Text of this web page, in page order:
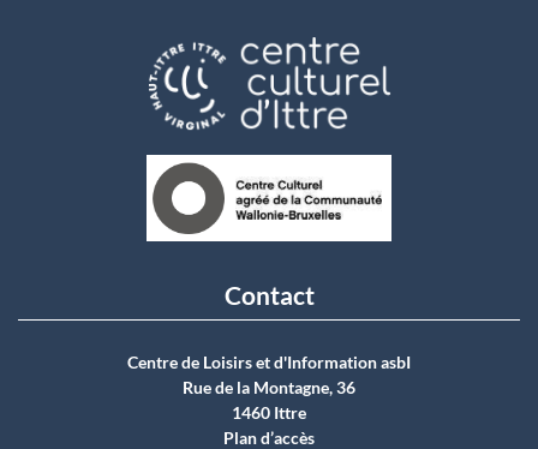
Contact
Centre de Loisirs et d'Information asbI
Rue de la Montagne, 36
1460 Ittre
Plan d’accès